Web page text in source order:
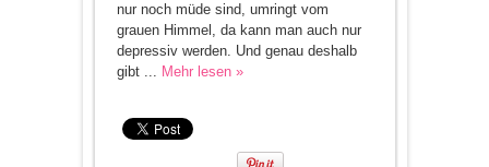
nur noch müde sind, umringt vom
grauen Himmel, da kann man auch nur
depressiv werden. Und genau deshalb
gibt ... Mehr lesen »